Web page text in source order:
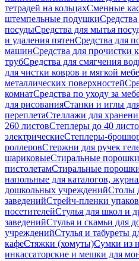
тетрадей на кольцахСменные
штемпельные подушки
посудыСредства для мытья
и удаления пятенСредства для
машинСредства для прочистки
трубСредства для смягчения
для чистки ковров и мягкой
металлических поверхностей
комнатСредства по уходу за
для рисованияСтанки и иглы
переплетаСтеллажи для
260 листовСтеплеры до 40
электрическиеСтеплеры-
роллеровСтержни для ручек
шариковыеСтиральные порошки
пистолетамСтиральные порошки
напольные для каталогов,
дошкольных учрежденийСтолы
заведенийСтрейч-пленки
посетителейСтулья для школ и
заведенийСтулья и скамьи для
учрежденийСтулья и табуреты
кафеСтяжки (хомуты)Сумки из
инкассаторские и мешки для